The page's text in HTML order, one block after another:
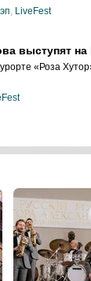
LiveFest
выступят
«Роза